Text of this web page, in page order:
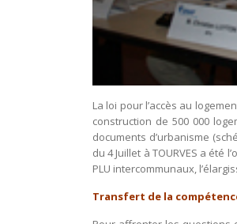
La loi pour l’accès au
construction de 500 000
documents d’urbanisme
du 4 Juillet à TOURVES a
PLU intercommunaux,
Transfert de la